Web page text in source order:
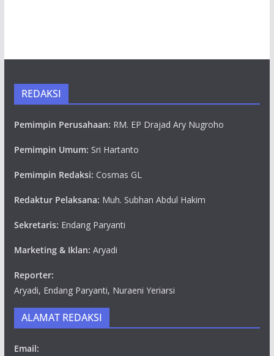
REDAKSI
Pemimpin Perusahaan: RM. EP Drajad Ary Nugroho
Pemimpin Umum: Sri Hartanto
Pemimpin Redaksi: Cosmas GL
Redaktur Pelaksana: Muh. Subhan Abdul Hakim
Sekretaris: Endang Paryanti
Marketing & Iklan: Aryadi
Reporter:
Aryadi, Endang Paryanti, Nuraeni Yeriarsi
ALAMAT REDAKSI
Email: